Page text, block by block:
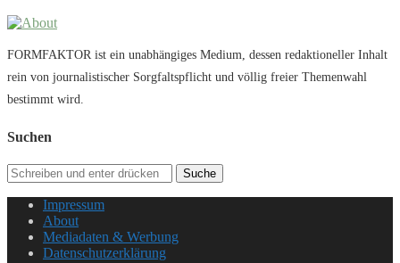
FORMFAKTOR ist ein unabhängiges Medium, dessen redaktioneller Inhalt
rein von journalistischer Sorgfaltspflicht und völlig freier Themenwahl
bestimmt wird.
Suchen
Suche
Impressum
About
Mediadaten & Werbung
Datenschutzerklärung